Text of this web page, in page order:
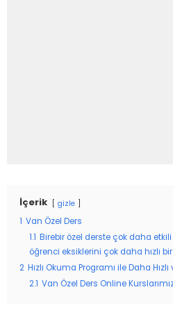
İçerik gizle
Van Özel Ders
1.1
Birebir özel derste çok daha
öğrenci eksiklerini çok daha hızlı
2 Hızlı Okuma Programı ile Daha
2.1
Van Özel Ders Online